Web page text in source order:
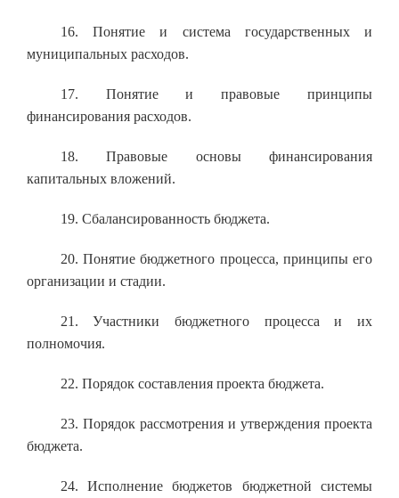
16. Понятие и система государственных и
муниципальных расходов.
17. Понятие и правовые принципы
финансирования расходов.
18. Правовые основы финансирования
капитальных вложений.
19. Сбалансированность бюджета.
20. Понятие бюджетного процесса, принципы его
организации и стадии.
21. Участники бюджетного процесса и их
полномочия.
22. Порядок составления проекта бюджета.
23. Порядок рассмотрения и утверждения проекта
бюджета.
24. Исполнение бюджетов бюджетной системы